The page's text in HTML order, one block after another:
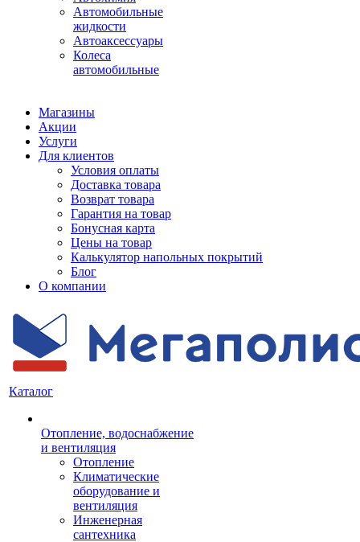
Автомобильные
жидкости
Автоаксессуары
Колеса
автомобильные
Магазины
Акции
Услуги
Для клиентов
Условия оплаты
Доставка товара
Возврат товара
Гарантия на товар
Бонусная карта
Цены на товар
Калькулятор напольных покрытий
Блог
О компании
Каталог
Отопление, водоснабжение
и вентиляция
Отопление
Климатические
оборудование и
вентиляция
Инженерная
сантехника